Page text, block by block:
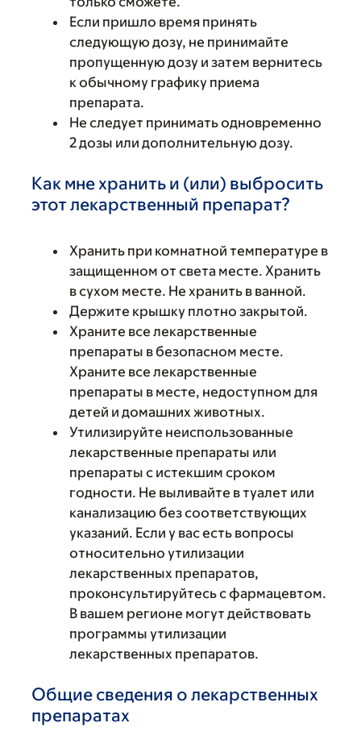
Если пришло время принять
следующую дозу, не принимайте
пропущенную дозу и затем вернитесь
к обычному графику приема
препарата.
Не следует принимать одновременно
2 дозы или дополнительную дозу.
Как мне хранить и (или) выбросить
этот лекарственный препарат?
Хранить при комнатной температуре в
защищенном от света месте. Хранить
в сухом месте. Не хранить в ванной.
Держите крышку плотно закрытой.
Храните все лекарственные
препараты в безопасном месте.
Храните все лекарственные
препараты в месте, недоступном для
детей и домашних животных.
Утилизируйте неиспользованные
лекарственные препараты или
препараты с истекшим сроком
годности. Не выливайте в туалет или
канализацию без соответствующих
указаний. Если у вас есть вопросы
относительно утилизации
лекарственных препаратов,
проконсультируйтесь с фармацевтом.
В вашем регионе могут действовать
программы утилизации
лекарственных препаратов.
Общие сведения о лекарственных
препаратах